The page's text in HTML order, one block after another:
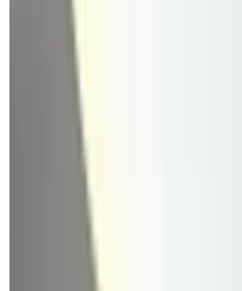
MAD 200,000
MAD 2,491